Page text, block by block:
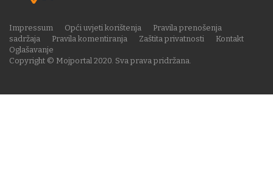
Copyright © Mojportal 2020. Sva prava pridržana.
Impressum Opći uvjeti korištenja
Pravila prenošenja
sadržaja
Pravila komentiranja Zaštita privatnosti
Kontakt
Oglašavanje